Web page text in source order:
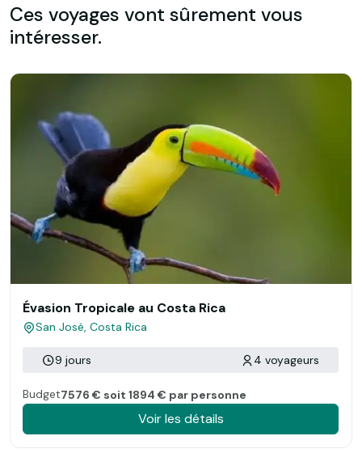
Ces voyages vont sûrement vous
intéresser.
Évasion Tropicale au Costa Rica
San José, Costa Rica
9 jours 4 voyageurs
Budget7576 € soit 1894 € par personne
Voir les détails